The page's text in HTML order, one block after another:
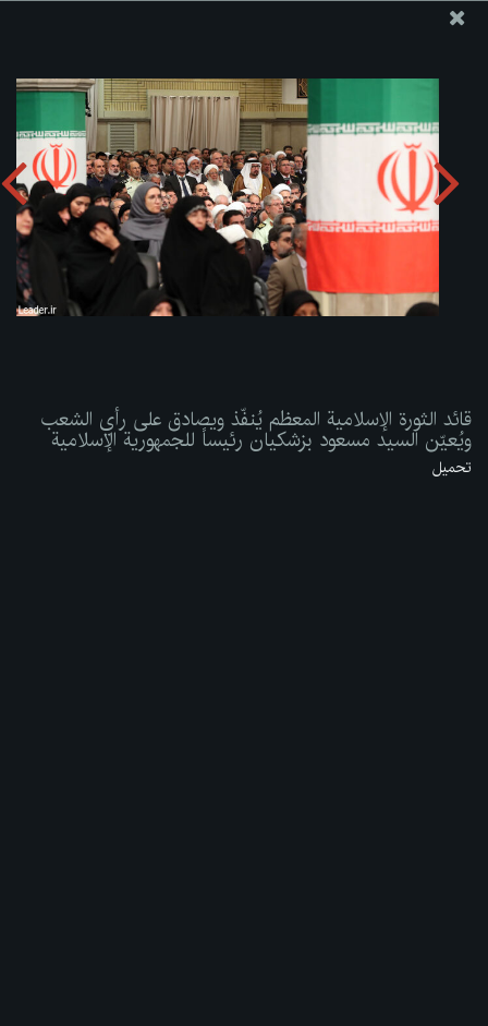
قائد الثورة الإسلامية المعظم يُنفّذ ويصادق على رأي الشعب
ويُعيّن السيد مسعود بزشكيان رئيساً للجمهورية الإسلامية
تحميل الألبوم:zip
قائد الثورة الإسلامية المعظم يُنفّذ ويصادق على رأي الشعب
ويُعيّن السيد مسعود بزشكيان رئيساً للجمهورية الإسلامية
تحميل